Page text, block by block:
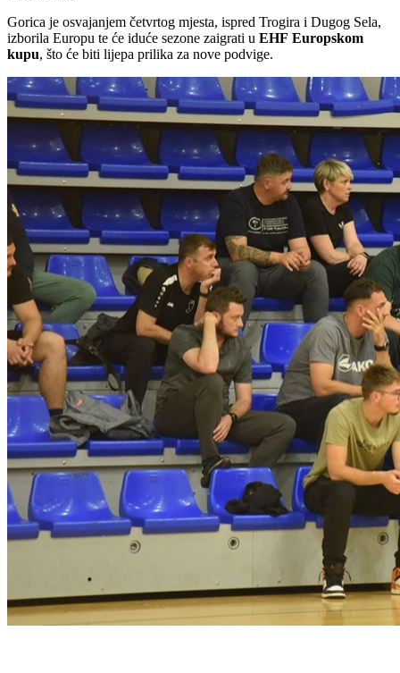
Gorica je osvajanjem četvrtog mjesta, ispred Trogira i Dugog Sela,
izborila Europu te će iduće sezone zaigrati u EHF Europskom
kupu, što će biti lijepa prilika za nove podvige.